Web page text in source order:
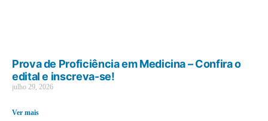
Prova de Proficiência em Medicina – Confira o
edital e inscreva-se!
julho 29, 2026
Ver mais